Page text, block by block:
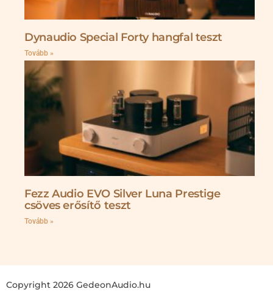
Dynaudio Special Forty hangfal teszt
Tovább »
Fezz Audio EVO Silver Luna Prestige
csöves erősítő teszt
Tovább »
Copyright 2026 GedeonAudio.hu